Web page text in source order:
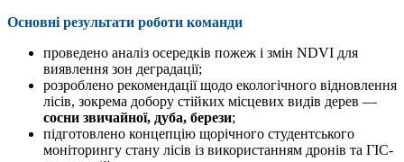
Основні результати роботи команди
проведено аналіз осередків пожеж і змін NDVI для
виявлення зон деградації;
розроблено рекомендації щодо екологічного відновлення
лісів, зокрема добору стійких місцевих видів дерев —
сосни звичайної, дуба, берези;
підготовлено концепцію щорічного студентського
моніторингу стану лісів із використанням дронів та ГІС-